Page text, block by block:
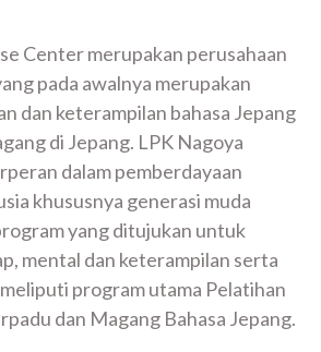
Center merupakan perusahaan
pada awalnya merupakan
dan keterampilan bahasa Jepang
di Jepang. LPK Nagoya
dalam pemberdayaan
khususnya generasi muda
yang ditujukan untuk
mental dan keterampilan serta
program utama Pelatihan
dan Magang Bahasa Jepang.